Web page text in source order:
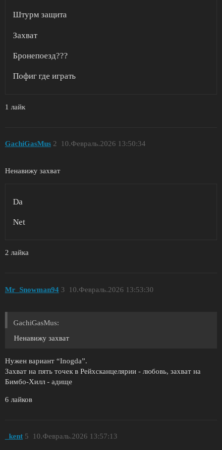
Штурм защита
Захват
Бронепоезд???
Пофиг где играть
1 лайк
GachiGasMus 10.Февраль.2026 13:50:34
2
Ненавижу захват
Da
Net
2 лайка
Mr_Snowman94 10.Февраль.2026 13:53:30
3
GachiGasMus:
Ненавижу захват
Нужен вариант “Inogda”.
Захват на пять точек в Рейхсканцелярии - любовь, захват на
Бимбо-Хилл - адище
6 лайков
_kent 10.Февраль.2026 13:57:13
5